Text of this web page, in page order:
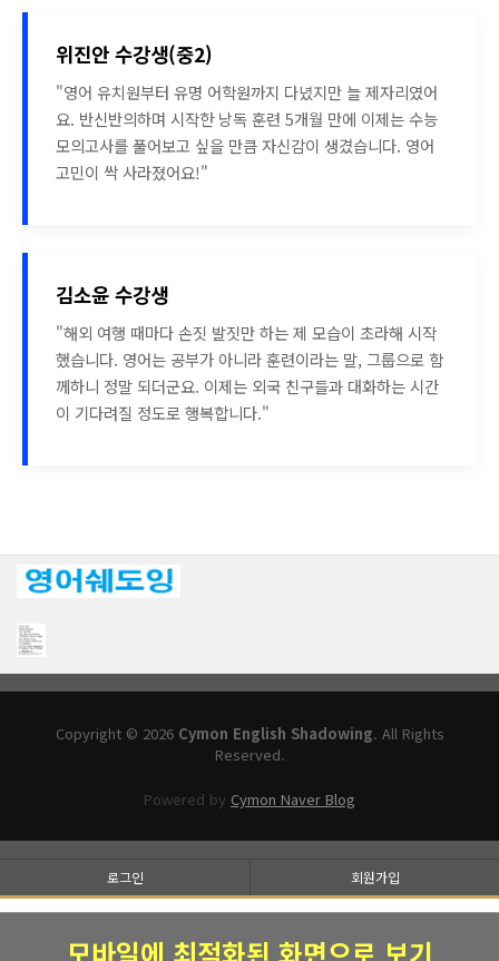
위진안 수강생(중2)
"영어 유치원부터 유명 어학원까지 다녔지만 늘 제자리였어
요. 반신반의하며 시작한 낭독 훈련 5개월 만에 이제는 수능
모의고사를 풀어보고 싶을 만큼 자신감이 생겼습니다. 영어
고민이 싹 사라졌어요!"
김소윤 수강생
"해외 여행 때마다 손짓 발짓만 하는 제 모습이 초라해 시작
했습니다. 영어는 공부가 아니라 훈련이라는 말, 그룹으로 함
께하니 정말 되더군요. 이제는 외국 친구들과 대화하는 시간
이 기다려질 정도로 행복합니다."
Copyright © 2026 Cymon English Shadowing. All Rights
Reserved.
Powered by Cymon Naver Blog
로그인 회원가입
모바일에 최적화된 화면으로 보기